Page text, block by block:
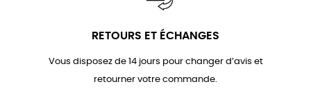
RETOURS ET ÉCHANGES
Vous disposez de 14 jours pour changer d’avis et
retourner votre commande.